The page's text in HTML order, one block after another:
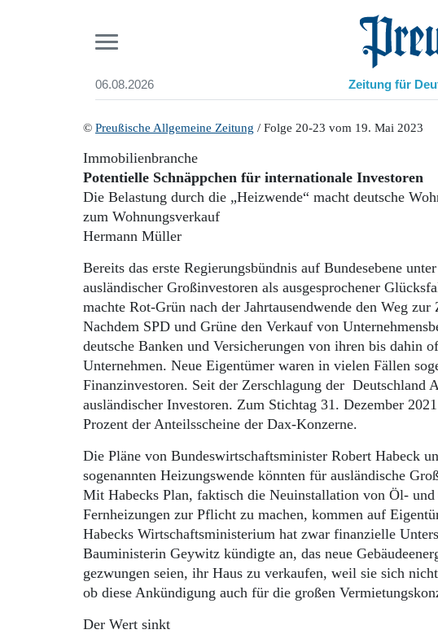
06.08.2026 Preußische
Zeitung für
Start
Aktuelle Ausgabe
Abonnenten-Login
Abonnent werden
Abo Prämien
Archiv
Suchen und finden
© Preußische Allgemeine Zeitung / Folge 20-23 vom 19. Mai 2023
Immobilienbranche
Potentielle Schnäppchen für internationale Investoren
Die Belastung durch die „Heizwende“ macht deutsche
zum Wohnungsverkauf
Hermann Müller
Bereits das erste Regierungsbündnis auf Bundesebene
ausländischer Großinvestoren als ausgesprochener
machte Rot-Grün nach der Jahrtausendwende den Weg
Nachdem SPD und Grüne den Verkauf von
deutsche Banken und Versicherungen von ihren bis dahin
Unternehmen. Neue Eigentümer waren in vielen Fällen
Finanzinvestoren. Seit der Zerschlagung der Deutschland
ausländischer Investoren. Zum Stichtag 31. Dezember
Prozent der Anteilsscheine der Dax-Konzerne.
Die Pläne von Bundeswirtschaftsminister Robert Habeck
sogenannten Heizungswende könnten für ausländische
Mit Habecks Plan, faktisch die Neuinstallation von Öl-
Fernheizungen zur Pflicht zu machen, kommen auf
Habecks Wirtschaftsministerium hat zwar finanzielle
Bauministerin Geywitz kündigte an, das neue
gezwungen seien, ihr Haus zu verkaufen, weil sie sich
ob diese Ankündigung auch für die großen
Der Wert sinkt